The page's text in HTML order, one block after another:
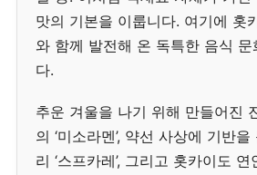
맛의 기본을 이룹니다. 여기에 홋
와 함께 발전해 온 독특한 음식 문
다.
추운 겨울을 나기 위해 만들어진
의 ‘미소라멘’, 약선 사상에 기반
리 ‘스프카레’, 그리고 홋카이도